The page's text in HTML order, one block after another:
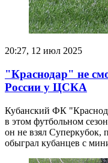
20:27, 12 июл 2025
"Краснодар" не
России у ЦСКА
Кубанский ФК
в этом футбольном
он не взял
обыграл кубанцев с